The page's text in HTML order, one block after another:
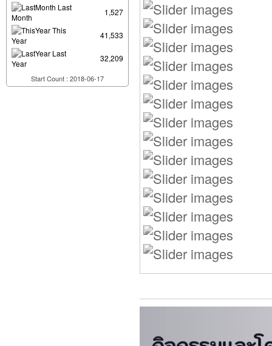
Last
Month
1,527
This
Year
41,533
Last
Year
32,209
Start Count : 2018-06-17